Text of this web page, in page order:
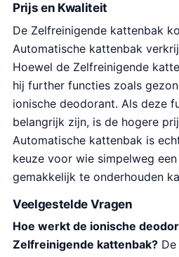
Prijs en Kwaliteit
De Zelfreinigende kattenbak
Automatische kattenbak
Hoewel de Zelfreinigende
hij further functies zoals
ionische deodorant. Als deze
belangrijk zijn, is de hogere
Automatische kattenbak is
keuze voor wie simpelweg
gemakkelijk te onderhouden
Veelgestelde Vragen
Hoe werkt de ionische
Zelfreinigende kattenbak?